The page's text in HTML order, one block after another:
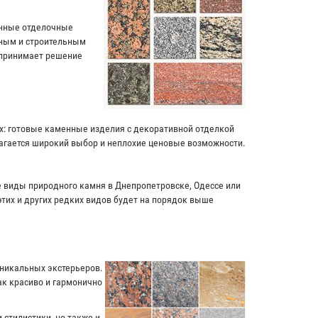
отделочные
и строительным
решение
готовые каменные изделия с декоративной отделкой
широкий выбор и неплохие ценовые возможности.
природного камня в Днепропетровске, Одессе или
и других редких видов будет на порядок выше
экстерьеров.
красиво и гармонично